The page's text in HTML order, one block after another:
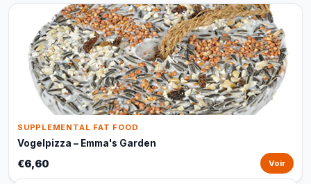
SUPPLEMENTAL FAT FOOD
Vogelpizza – Emma's Garden
€6,60 Voir